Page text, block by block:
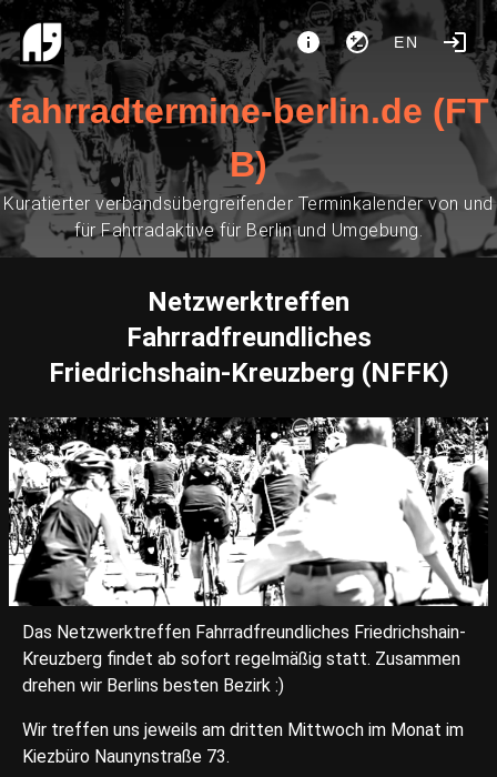
EN
fahrradtermine-berlin.de (FT
B)
Kuratierter verbandsübergreifender Terminkalender von und
für Fahrradaktive für Berlin und Umgebung.
Netzwerktreffen
Fahrradfreundliches
Friedrichshain-Kreuzberg (NFFK)
Das Netzwerktreffen Fahrradfreundliches Friedrichshain-
Kreuzberg findet ab sofort regelmäßig statt. Zusammen
drehen wir Berlins besten Bezirk :)
Wir treffen uns jeweils am dritten Mittwoch im Monat im
Kiezbüro Naunynstraße 73.